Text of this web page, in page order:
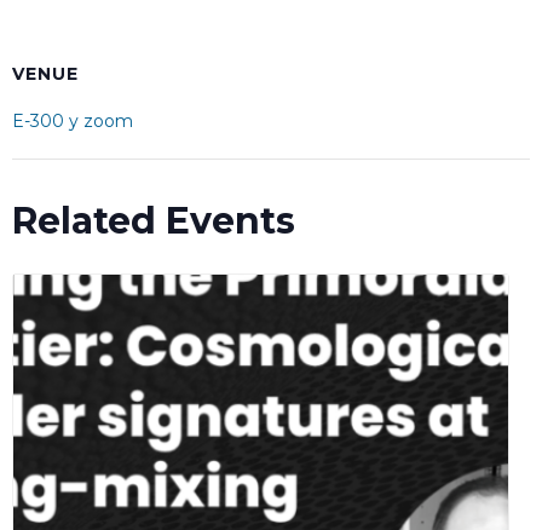
VENUE
E-300 y zoom
Related Events